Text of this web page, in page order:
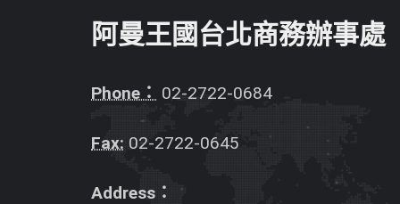
阿曼王國台北商務辦事處
Phone： 02-2722-0684
Fax: 02-2722-0645
Address：